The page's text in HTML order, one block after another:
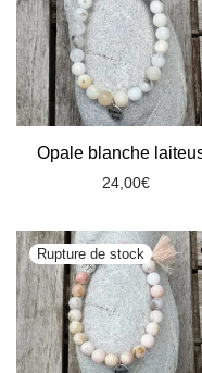
Opale blanche
24,00€